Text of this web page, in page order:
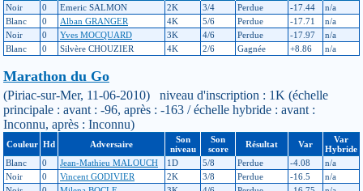
Noir
0 Emeric SALMON 2K 3/4 Perdue -17.44
n/a
Blanc
0 Alban GRANGER 4K 5/6 Perdue -17.71
n/a
Noir
0 Yves MOCQUARD 3K 4/6 Perdue -17.97
n/a
Blanc
0 Silvère CHOUZIER 4K 2/6 Gagnée +8.86 n/a
Marathon du Go
(Piriac-sur-Mer, 11-06-2010) niveau d'inscription : 1K (échelle
principale : avant : -96, après : -163 / échelle hybride : avant :
Inconnu, après : Inconnu)
Couleur Hd Adversaire
Son
niveau
Son
score
Résultat Var
Var
Hybride
Blanc
0 Jean-Mathieu MALOUCH 1D 5/8 Perdue -4.08
n/a
Noir
0 Vincent GODIVIER 2K 3/8 Perdue -16.5
n/a